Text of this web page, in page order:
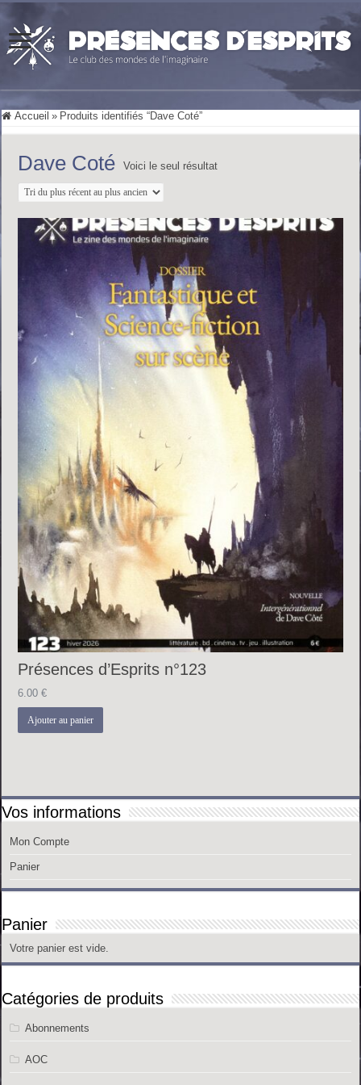
Accueil » Produits identifiés “Dave Coté”
Dave Coté Voici le seul résultat
Présences d’Esprits n°123
6.00€
Ajouter au panier
Vos informations
Mon Compte
Panier
Panier
Votre panier est vide.
Catégories de produits
Abonnements
AOC